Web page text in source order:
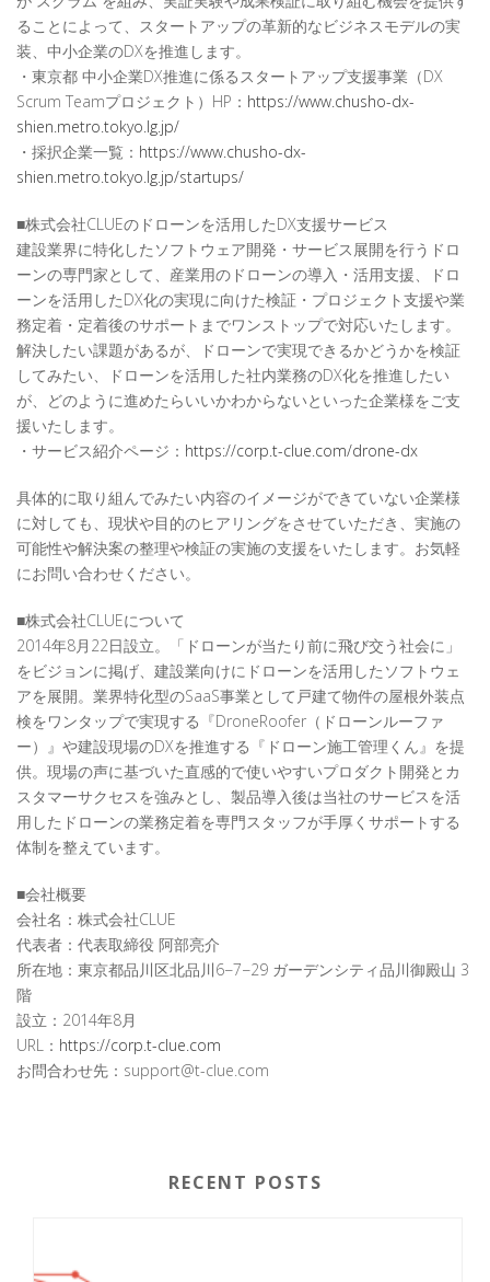
ることによって、スタートアップの革新的なビジネスモデルの実
装、中小企業のDXを推進します。
・東京都 中小企業DX推進に係るスタートアップ支援事業（DX
Scrum Teamプロジェクト）HP： https://www.chusho-dx-
shien.metro.tokyo.lg.jp/
・採択企業一覧： https://www.chusho-dx-
shien.metro.tokyo.lg.jp/startups/
■株式会社CLUEのドローンを活用したDX支援サービス
建設業界に特化したソフトウェア開発・サービス展開を行うドロ
ーンの専門家として、産業用のドローンの導入・活用支援、ドロ
ーンを活用したDX化の実現に向けた検証・プロジェクト支援や業
務定着・定着後のサポートまでワンストップで対応いたします。
解決したい課題があるが、ドローンで実現できるかどうかを検証
してみたい、ドローンを活用した社内業務のDX化を推進したい
が、どのように進めたらいいかわからないといった企業様をご支
援いたします。
・サービス紹介ページ： https://corp.t-clue.com/drone-dx
具体的に取り組んでみたい内容のイメージができていない企業様
に対しても、現状や目的のヒアリングをさせていただき、実施の
可能性や解決案の整理や検証の実施の支援をいたします。お気軽
にお問い合わせください。
■株式会社CLUEについて
2014年8月22日設立。「ドローンが当たり前に飛び交う社会に」
をビジョンに掲げ、建設業向けにドローンを活用したソフトウェ
アを展開。業界特化型のSaaS事業として戸建て物件の屋根外装点
検をワンタップで実現する『DroneRoofer（ドローンルーファ
ー）』や建設現場のDXを推進する『ドローン施工管理くん』を提
供。現場の声に基づいた直感的で使いやすいプロダクト開発とカ
スタマーサクセスを強みとし、製品導入後は当社のサービスを活
用したドローンの業務定着を専門スタッフが手厚くサポートする
体制を整えています。
■会社概要
会社名：株式会社CLUE
代表者：代表取締役 阿部亮介
所在地：東京都品川区北品川6−7−29 ガーデンシティ品川御殿山 3
階
設立：2014年8月
URL： https://corp.t-clue.com
お問合わせ先：support@t-clue.com
RECENT POSTS